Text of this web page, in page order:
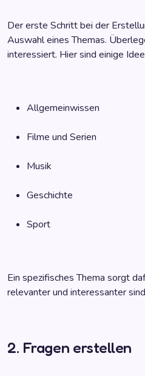
Der erste Schritt bei der
Auswahl eines Themas.
interessiert. Hier sind einige
Allgemeinwissen
Filme und Serien
Musik
Geschichte
Sport
Ein spezifisches Thema sorgt
relevanter und interessanter
2. Fragen erstellen